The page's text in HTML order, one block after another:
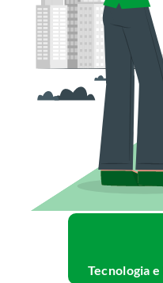
Tecnologia